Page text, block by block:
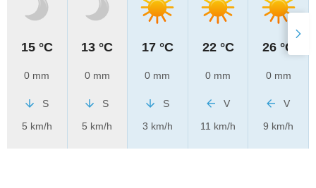
15 °C
0 mm
S
5 km/h
13 °C
0 mm
S
5 km/h
17 °C
0 mm
S
3 km/h
22 °C
0 mm
V
11 km/h
26 °C
0 mm
V
9 km/h